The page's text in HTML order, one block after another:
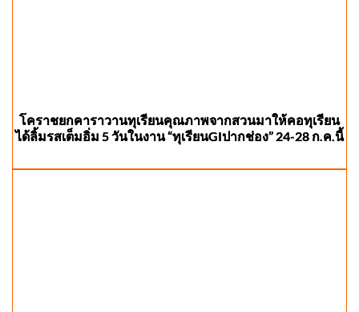
โคราชยกคาราวานทุเรียนคุณภาพจากสวนมาให้คอทุเรียน
ได้ลิ้มรสเต็มอิ่ม 5 วันในงาน “ทุเรียนGIปากช่อง” 24-28 ก.ค.นี้